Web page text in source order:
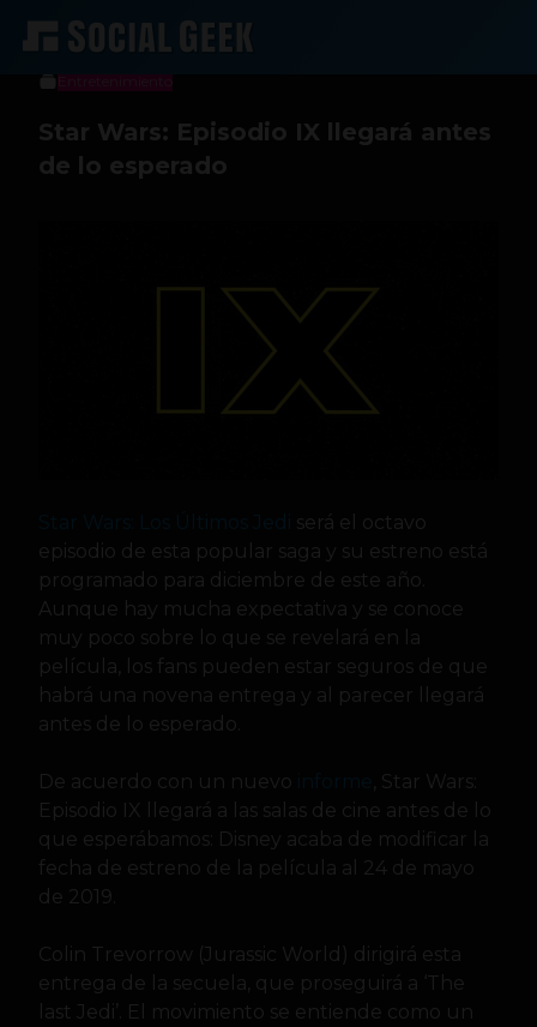
Sergio Ramos
25 de abril de 2017
Star Wars: Episodio IX llegará antes
de lo esperado
será el octavo
episodio de esta popular saga y su estreno está
programado para diciembre de este año.
Aunque hay mucha expectativa y se conoce
muy poco sobre lo que se revelará en la
película, los fans pueden estar seguros de que
habrá una novena entrega y al parecer llegará
antes de lo esperado.
De acuerdo con un nuevo
, Star Wars:
Episodio IX llegará a las salas de cine antes de lo
que esperábamos: Disney acaba de modificar la
fecha de estreno de la película al 24 de mayo
de 2019.
Colin Trevorrow (Jurassic World) dirigirá esta
entrega de la secuela, que proseguirá a ‘The
last Jedi’. El movimiento se entiende como un